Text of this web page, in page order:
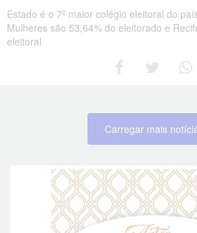
Estado é o 7º maior colégio eleitoral do
Mulheres são 53,64% do eleitorado e
eleitoral
Carregar mais